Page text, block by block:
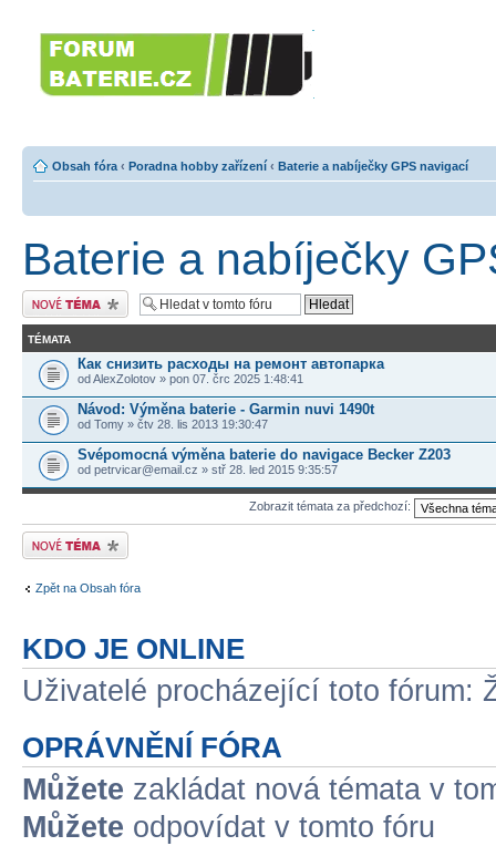
Obsah fóra ‹ Poradna hobby zařízení ‹ Baterie a nabíječky GPS navigací
Baterie a nabíječky
Odeslat nové téma
TÉMATA
Как снизить расходы на ремонт автопарка
od AlexZolotov » pon 07. črc 2025 1:48:41
Návod: Výměna baterie - Garmin nuvi 1490t
od Tomy » čtv 28. lis 2013 19:30:47
Svépomocná výměna baterie do navigace Becker Z203
od petrvicar@email.cz » stř 28. led 2015 9:35:57
Zobrazit témata za předchozí:
Odeslat nové téma
Zpět na Obsah fóra
KDO JE ONLINE
Uživatelé procházející toto fórum:
OPRÁVNĚNÍ FÓRA
Můžete zakládat nová témata v
Můžete odpovídat v tomto fóru